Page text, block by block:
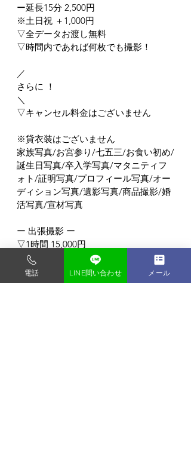
ー延長15分 2,500円
※土日祝 ＋1,000円
▽全データお渡し無料
▽時間内であれば何枚でも撮影！
／
さらに ！
＼
▽キャンセル料金はございません
※貸衣装はございません
家族写真/お宮参り/七五三/お食い初め/
誕生日写真/卒入学写真/マタニティフ
ォト/証明写真/プロフィール写真/オー
ディション写真/遺影写真/商品撮影/婚
活写真/宣材写真
ー 出張撮影 ー
▽1時間 15,000円
▽2時間 25,000円
▽3時間 35,000円
▽交通費込み(23区外は応相談)
電話 LINE問い合わせ メール